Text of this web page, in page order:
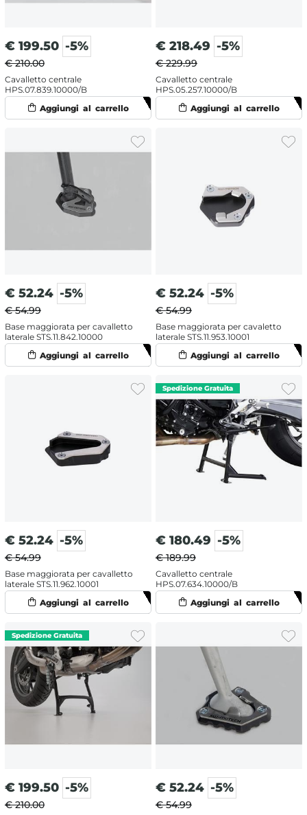
€ 199.50 -5%
€ 210.00
Cavalletto centrale
HPS.07.839.10000/B
€ 218.49 -5%
€ 229.99
Cavalletto centrale
HPS.05.257.10000/B
€ 52.24 -5%
€ 54.99
Base maggiorata per cavalletto
laterale STS.11.842.10000
€ 52.24 -5%
€ 54.99
Base maggiorata per cavaletto
laterale STS.11.953.10001
€ 52.24 -5%
€ 54.99
Base maggiorata per cavalletto
laterale STS.11.962.10001
€ 180.49 -5%
€ 189.99
Cavalletto centrale
HPS.07.634.10000/B
€ 199.50 -5%
€ 210.00
€ 52.24 -5%
€ 54.99